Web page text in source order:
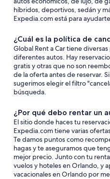
híbridos, deportivos, sedán y
Expedia.com está para
¿Cuál es la política de
Global Rent a Car tiene
diferentes autos. Hay
gratis y otras que no son
de la oferta antes de reservar.
sugerimos elegir el filtro
búsqueda.
¿Por qué debo rentar un
El sitio donde haces tu
Expedia.com tiene varias
Te damos puntos como
hagas y te aseguramos que
mejor precio. Junto con tu
vuelos y hoteles en Orlando, y
vacacionales en Orlando por